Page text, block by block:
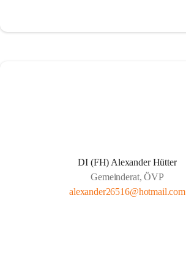
DI (FH) Alexander Hütter
Gemeinderat, ÖVP
alexander26516@hotmail.com